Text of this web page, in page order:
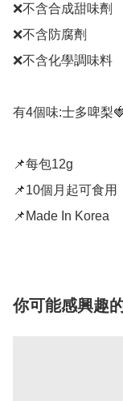
❌不含合成甜味劑
❌不含防腐劑
❌不含化學調味料
有4個味:士多啤梨
📌每包12g
📌10個月起可食用
📌Made In Korea
你可能感興趣